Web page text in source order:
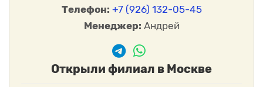
Телефон: +7 (926) 132-05-45
Менеджер: Андрей
Открыли филиал в Москве